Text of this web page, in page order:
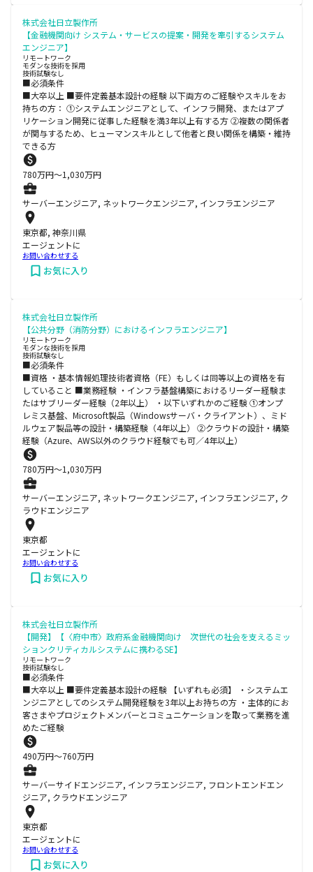
株式会社日立製作所
【金融機関向け システム・サービスの提案・開発を牽引するシステム
エンジニア】
リモートワーク
モダンな技術を採用
技術試験なし
■必須条件
■大卒以上 ■要件定義基本設計の経験 以下両方のご経験やスキルをお
持ちの方： ①システムエンジニアとして、インフラ開発、またはアプ
リケーション開発に従事した経験を満3年以上有する方 ②複数の関係者
が関与するため、ヒューマンスキルとして他者と良い関係を構築・維持
できる方
780万円〜1,030万円
サーバーエンジニア, ネットワークエンジニア, インフラエンジニア
東京都, 神奈川県
エージェントに
お問い合わせする
お気に入り
株式会社日立製作所
【公共分野（消防分野）におけるインフラエンジニア】
リモートワーク
モダンな技術を採用
技術試験なし
■必須条件
■資格 ・基本情報処理技術者資格（FE）もしくは同等以上の資格を有
していること ■業務経験 ・インフラ基盤構築におけるリーダー経験ま
たはサブリーダー経験（2年以上） ・以下いずれかのご経験 ①オンプ
レミス基盤、Microsoft製品（Windowsサーバ・クライアント）、ミド
ルウェア製品等の設計・構築経験（4年以上） ②クラウドの設計・構築
経験（Azure、AWS以外のクラウド経験でも可／4年以上）
780万円〜1,030万円
サーバーエンジニア, ネットワークエンジニア, インフラエンジニア, ク
ラウドエンジニア
東京都
エージェントに
お問い合わせする
お気に入り
株式会社日立製作所
【開発】【〈府中市〉政府系金融機関向け 次世代の社会を支えるミッ
ションクリティカルシステムに携わるSE】
リモートワーク
技術試験なし
■必須条件
■大卒以上 ■要件定義基本設計の経験 【いずれも必須】 ・システムエ
ンジニアとしてのシステム開発経験を3年以上お持ちの方 ・主体的にお
客さまやプロジェクトメンバーとコミュニケーションを取って業務を進
めたご経験
490万円〜760万円
サーバーサイドエンジニア, インフラエンジニア, フロントエンドエン
ジニア, クラウドエンジニア
東京都
エージェントに
お問い合わせする
お気に入り